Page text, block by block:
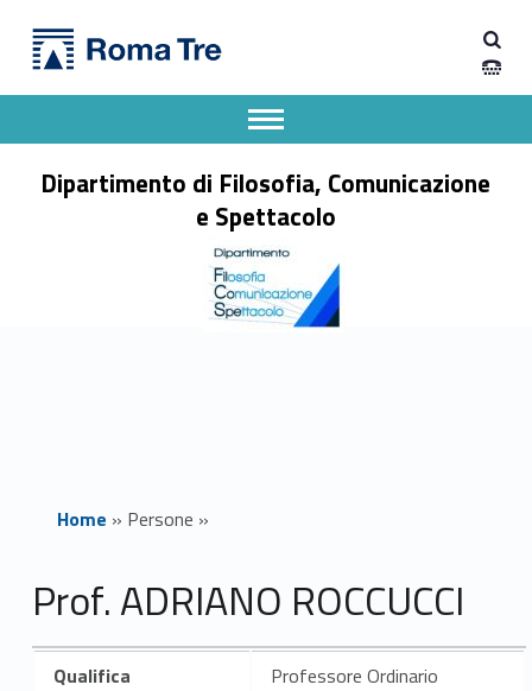
Prof. ADRIANO ROCCUCCI - Dipartimento di Filosofia, Comunicazione e Spettacolo
Dipartimento di Filosofia, Comunicazione
e Spettacolo
Apri il menu secondario
Header info sidebar
Home » Persone »
Prof. ADRIANO ROCCUCCI
Qualifica
Professore Ordinario